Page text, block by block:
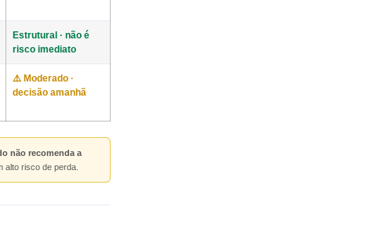
Estrutural · não é
risco imediato
⚠️ Moderado ·
decisão amanhã
não recomenda a
alto risco de perda.